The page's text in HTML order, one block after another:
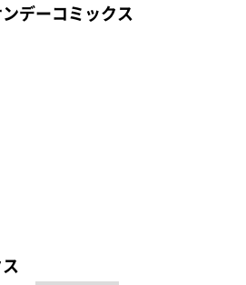
デーコミックス